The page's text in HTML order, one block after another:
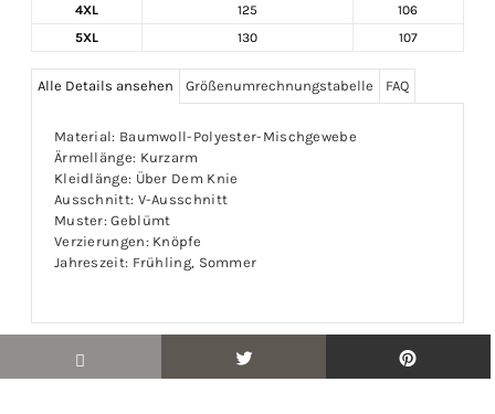
4XL
125
106
5XL
130 107
Alle Details ansehen Größenumrechnungstabelle FAQ
Material: Baumwoll-Polyester-Mischgewebe
Ärmellänge: Kurzarm
Kleidlänge: Über Dem Knie
Ausschnitt: V-Ausschnitt
Muster: Geblümt
Verzierungen: Knöpfe
Jahreszeit: Frühling, Sommer